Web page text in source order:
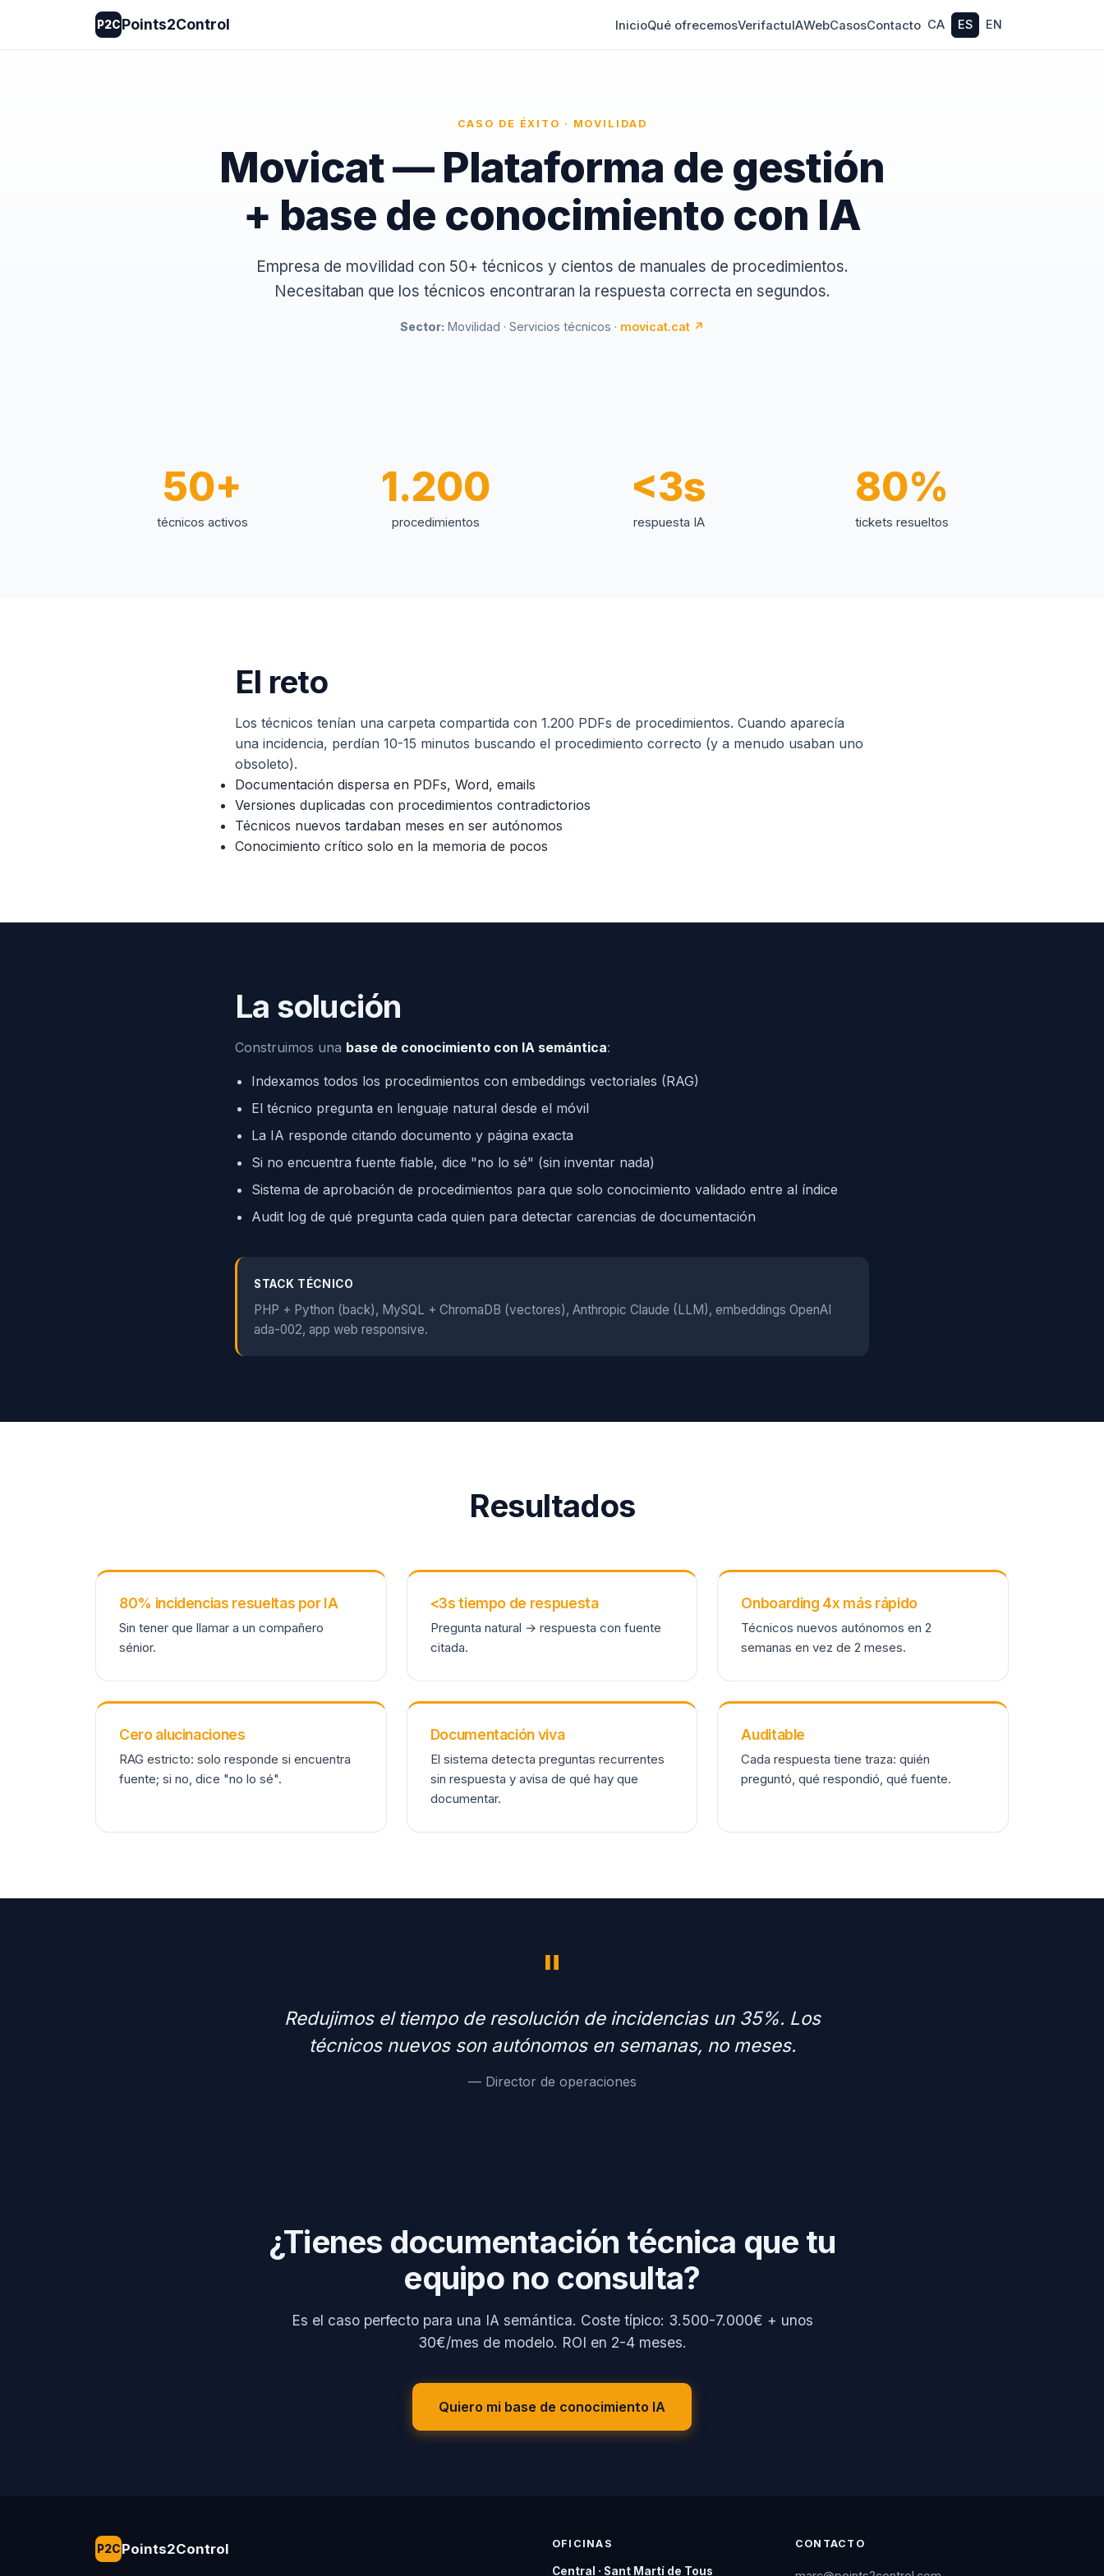
P2CPoints2Control InicioQué ofrecemosVerifactuIAWebCasosContacto CA ES EN
CASO DE ÉXITO · MOVILIDAD
Movicat — Plataforma de gestión
+ base de conocimiento con IA
Empresa de movilidad con 50+ técnicos y cientos de manuales de procedimientos.
Necesitaban que los técnicos encontraran la respuesta correcta en segundos.
Sector: Movilidad · Servicios técnicos · movicat.cat ↗
50+
técnicos activos
1.200
procedimientos
<3s
respuesta IA
80%
tickets resueltos
El reto
Los técnicos tenían una carpeta compartida con 1.200 PDFs de procedimientos. Cuando aparecía
una incidencia, perdían 10-15 minutos buscando el procedimiento correcto (y a menudo usaban uno
obsoleto).
Documentación dispersa en PDFs, Word, emails
Versiones duplicadas con procedimientos contradictorios
Técnicos nuevos tardaban meses en ser autónomos
Conocimiento crítico solo en la memoria de pocos
La solución
Construimos una base de conocimiento con IA semántica:
Indexamos todos los procedimientos con embeddings vectoriales (RAG)
El técnico pregunta en lenguaje natural desde el móvil
La IA responde citando documento y página exacta
Si no encuentra fuente fiable, dice "no lo sé" (sin inventar nada)
Sistema de aprobación de procedimientos para que solo conocimiento validado entre al índice
Audit log de qué pregunta cada quien para detectar carencias de documentación
STACK TÉCNICO
PHP + Python (back), MySQL + ChromaDB (vectores), Anthropic Claude (LLM), embeddings OpenAI
ada-002, app web responsive.
Resultados
80% incidencias resueltas por IA
Sin tener que llamar a un compañero
sénior.
<3s tiempo de respuesta
Pregunta natural → respuesta con fuente
citada.
Onboarding 4x más rápido
Técnicos nuevos autónomos en 2
semanas en vez de 2 meses.
Cero alucinaciones
RAG estricto: solo responde si encuentra
fuente; si no, dice "no lo sé".
Documentación viva
El sistema detecta preguntas recurrentes
sin respuesta y avisa de qué hay que
documentar.
Auditable
Cada respuesta tiene traza: quién
preguntó, qué respondió, qué fuente.
"
Redujimos el tiempo de resolución de incidencias un 35%. Los
técnicos nuevos son autónomos en semanas, no meses.
— Director de operaciones
¿Tienes documentación técnica que tu
equipo no consulta?
Es el caso perfecto para una IA semántica. Coste típico: 3.500-7.000€ + unos
30€/mes de modelo. ROI en 2-4 meses.
Quiero mi base de conocimiento IA
P2CPoints2Control OFICINAS
Central · Sant Martí de Tous
CONTACTO